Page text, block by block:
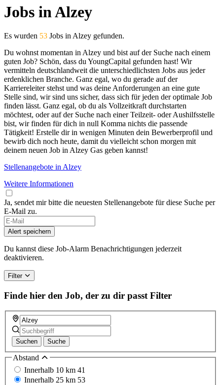
Jobs in Alzey
Es wurden 53 Jobs in Alzey gefunden.
Du wohnst momentan in Alzey und bist auf der Suche nach einem
guten Job? Schön, dass du YoungCapital gefunden hast! Wir
vermitteln deutschlandweit die unterschiedlichsten Jobs aus jeder
erdenklichen Branche. Ganz egal, wo du gerade auf der
Karriereleiter stehst und was deine Anforderungen an eine gute
Stelle sind, wir sind uns sicher, dass sich für jeden der optimale Job
finden lässt. Ganz egal, ob du als Vollzeitkraft durchstarten
möchtest, oder auf der Suche nach einer Teilzeit- oder Aushilfsstelle
bist, wir finden für dich in null Komma nichts die passende
Tätigkeit! Erstelle dir in wenigen Minuten dein Bewerberprofil und
bewirb dich noch heute, damit du vielleicht schon morgen mit
deinem neuen Job in Alzey Gas geben kannst!
Stellenangebote in Alzey
Weitere Informationen
Ja, sendet mir bitte die neuesten Stellenangebote für diese Suche per
E-Mail zu.
Alert speichern
Du kannst diese Job-Alarm Benachrichtigungen jederzeit
deaktivieren.
Filter
Finde hier den Job, der zu dir passt Filter
Suchen Suche
Abstand
Innerhalb 10 km 41
Innerhalb 25 km 53